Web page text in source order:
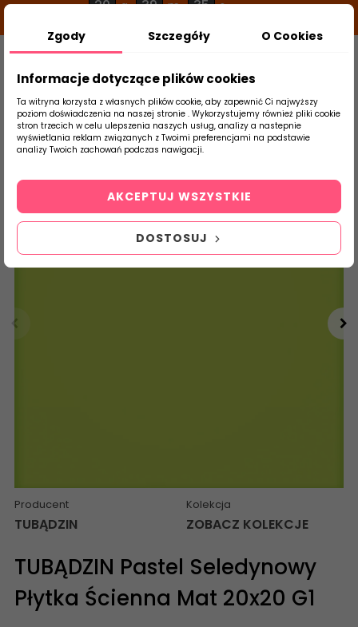
20 g 39 m 34 s
Szukaj
produktu
Strona Główna Płytki Łazienkowe
Producent
TUBĄDZIN
Kolekcja
ZOBACZ KOLEKCJE
TUBĄDZIN Pastel Seledynowy
Płytka Ścienna Mat 20x20 G1
Zgody Szczegóły O Cookies
Informacje dotyczące plików cookies
Ta witryna korzysta z własnych plików cookie, aby zapewnić Ci najwyższy
poziom doświadczenia na naszej stronie . Wykorzystujemy również pliki cookie
stron trzecich w celu ulepszenia naszych usług, analizy a nastepnie
wyświetlania reklam związanych z Twoimi preferencjami na podstawie
analizy Twoich zachowań podczas nawigacji.
DOSTOSUJ
AKCEPTUJ WSZYSTKIE